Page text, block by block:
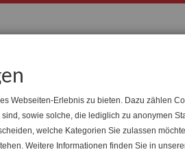
Arbeitsrecht & Kirche
Webseiten-Erlebnis zu bieten. Dazu zählen
sowie solche, die lediglich zu anonymen
welche Kategorien Sie zulassen
Weitere Informationen finden Sie in